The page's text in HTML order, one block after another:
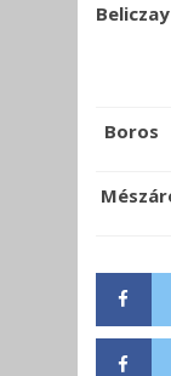
Beliczay
Boros